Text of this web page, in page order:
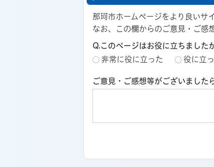
那珂市ホームページをより良いサ
なお、この欄からのご意見・ご感
Q.このページはお役に立ちました
非常に役に立った
役に立
ご意見・ご感想等がございました